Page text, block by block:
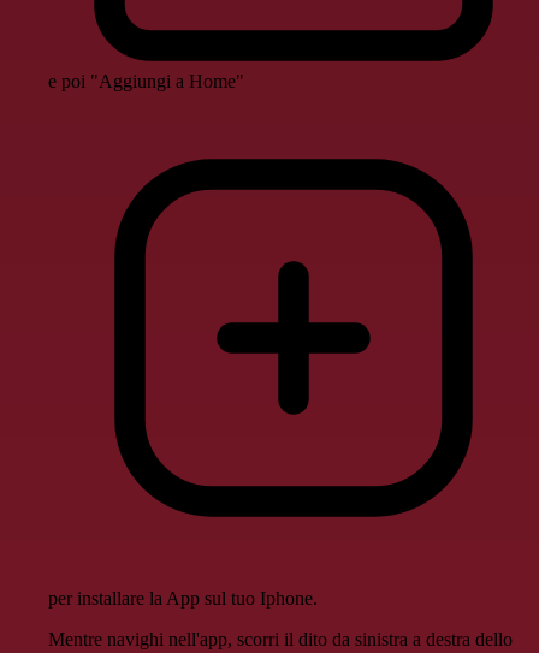
e poi "Aggiungi a Home"
per installare la App sul tuo Iphone.
Mentre navighi nell'app, scorri il dito da sinistra a destra dello